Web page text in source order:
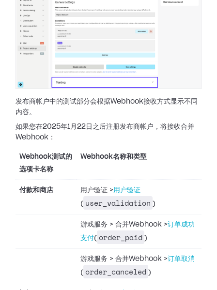
发布商帐户中的测试部分会根据Webhook接收方式显示不同
内容。
如果您在2025年1月22日之后注册发布商帐户，将接收合并
Webhook：
Webhook测试的
选项卡名称
Webhook名称和类型
付款和商店 用户验证 >用户验证
( user_validation )
游戏服务 > 合并Webhook >订单成功
支付( order_paid )
游戏服务 > 合并Webhook >订单取消
( order_canceled )